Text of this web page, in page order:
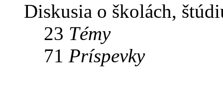
Diskusia o školách,
23 Témy
71 Príspevky